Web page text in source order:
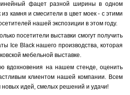
фацет разной ширины в одном
камня и смесители в цвет моек - с этими
нашей экспозиции в этом году.
посетители выставки смогут получить
Ice Black нашего производства, которая
мебельной выставке.
вдохновения на нашем стенде, оценить
клиентом нашей компании. Всем
новых идей, смелых решений и удачи!